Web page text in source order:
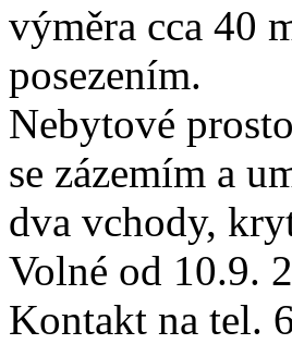
výměra cca 40
posezením.
Nebytové
se zázemím a
dva vchody,
Volné od 10.9.
Kontakt na tel.